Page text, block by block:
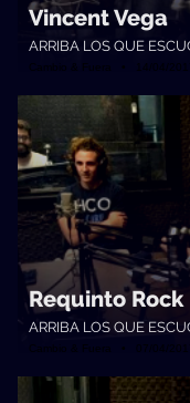
Vincent Vega
ARRIBA LOS QUE
Cambio & Fuera • 14/04/
Requinto Rock
ARRIBA LOS QUE
Cambio & Fuera • 07/04/